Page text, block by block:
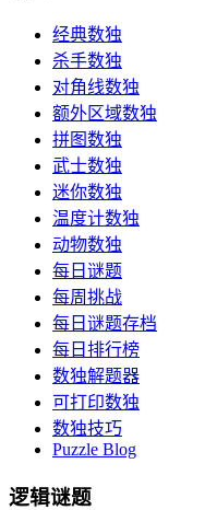
经典数独
杀手数独
对角线数独
额外区域数独
拼图数独
武士数独
迷你数独
温度计数独
动物数独
每日谜题
每周挑战
每日谜题存档
每日排行榜
数独解题器
可打印数独
数独技巧
Puzzle Blog
逻辑谜题